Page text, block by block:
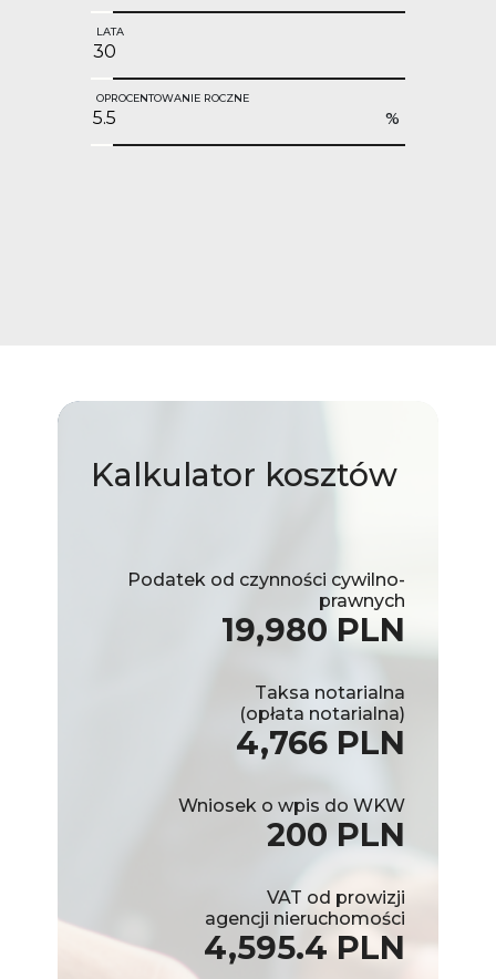
LATA
OPROCENTOWANIE ROCZNE
%
Kalkulator kosztów
Podatek od czynności cywilno-
prawnych
19,980 PLN
Taksa notarialna
(opłata notarialna)
4,766 PLN
Wniosek o wpis do WKW
200 PLN
VAT od prowizji
agencji nieruchomości
4,595.4 PLN